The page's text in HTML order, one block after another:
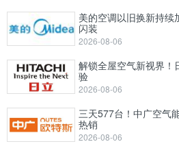
美的空调以旧换新持续
闪装
2026-08-06
解锁全屋空气新视界！
验
2026-08-06
三天577台！中广空气
热销
2026-08-06